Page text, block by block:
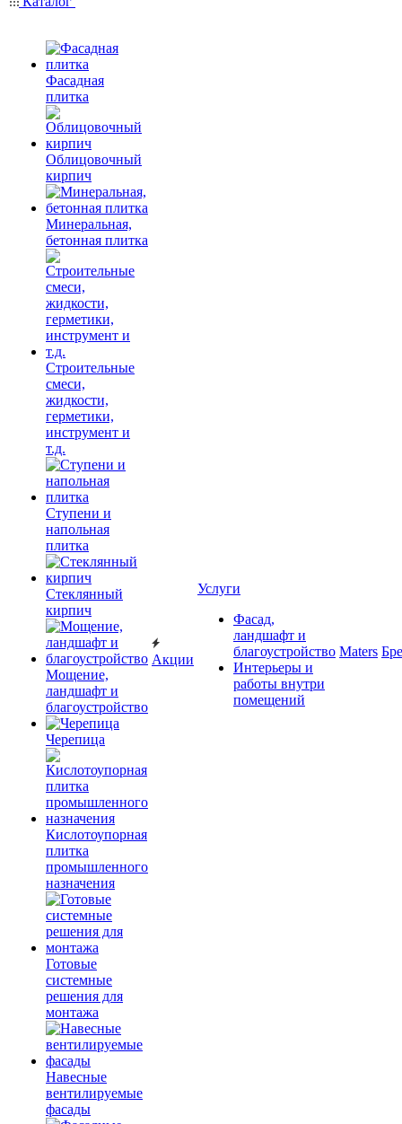
Фасадная
плитка
Облицовочный
кирпич
Минеральная,
бетонная плитка
Строительные
смеси,
жидкости,
герметики,
инструмент и
т.д.
Ступени и
напольная
плитка
Cтеклянный
кирпич
Мощение,
ландшафт и
благоустройство
Черепица
Кислотоупорная
плитка
промышленного
назначения
Готовые
системные
решения для
монтажа
Навесные
вентилируемые
фасады
Акции
Услуги
Фасад,
ландшафт и
благоустройство
Интерьеры и
работы внутри
помещений
Maters